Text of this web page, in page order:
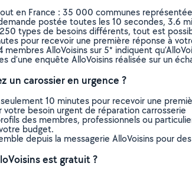
en France : 35 000 communes
postée toutes les 10 secondes, 3.6
types de besoins différents, tout est
pour recevoir une première réponse à
membres AlloVoisins sur 5* indiquent
d’une enquête AlloVoisins réalisée sur un
un carossier en urgence ?
seulement 10 minutes pour recevoir une
votre besoin urgent de réparation carrosserie
des membres, professionnels ou
budget.
depuis la messagerie AlloVoisins pour
est gratuit ?